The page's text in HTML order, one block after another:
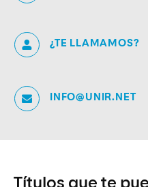
¿TE LLAMAMOS?
INFO@UNIR.NET
Títulos que te